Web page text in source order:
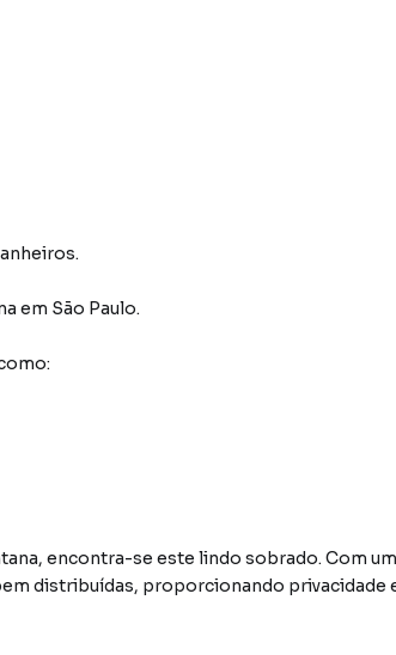
em São Paulo.
encontra-se este lindo sobrado. Com
distribuídas, proporcionando privacidade